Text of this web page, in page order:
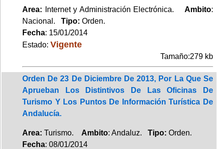
Area: Internet y Administración Electrónica. Ambito:
Nacional. Tipo: Orden.
Fecha: 15/01/2014
Estado: Vigente
Tamaño:279 kb
Orden De 23 De Diciembre De 2013, Por La Que Se
Aprueban Los Distintivos De Las Oficinas De
Turismo Y Los Puntos De Información Turística De
Andalucía.
Area: Turismo. Ambito: Andaluz. Tipo: Orden.
Fecha: 08/01/2014